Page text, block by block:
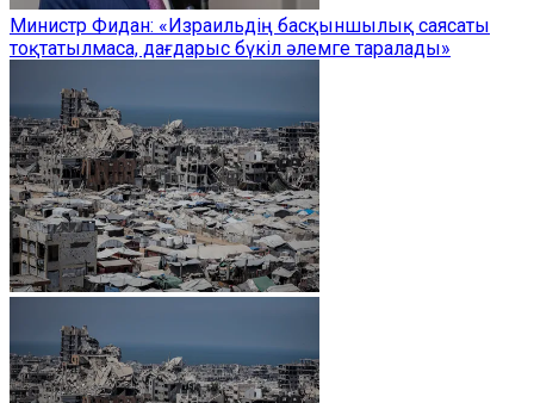
Министр Фидан: «Израильдің басқыншылық саясаты
тоқтатылмаса, дағдарыс бүкіл әлемге таралады»